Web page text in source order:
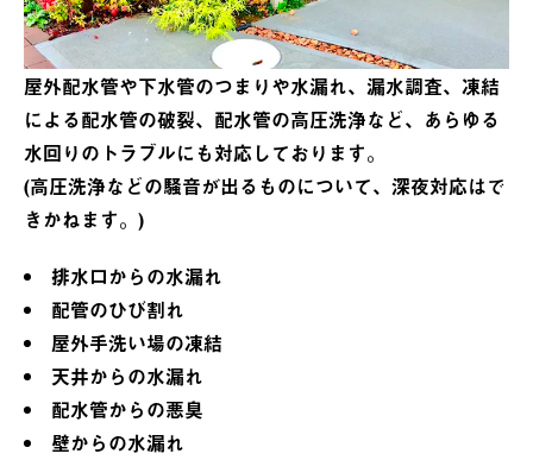
屋外配水管や下水管のつまりや水漏れ、漏水調査、凍結
による配水管の破裂、配水管の高圧洗浄など、あらゆる
水回りのトラブルにも対応しております。
(高圧洗浄などの騒音が出るものについて、深夜対応はで
きかねます。)
排水口からの水漏れ
配管のひび割れ
屋外手洗い場の凍結
天井からの水漏れ
配水管からの悪臭
壁からの水漏れ